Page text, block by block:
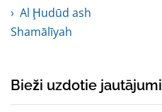
Al Ḩudūd ash
Shamālīyah
Bieži uzdotie jautājumi